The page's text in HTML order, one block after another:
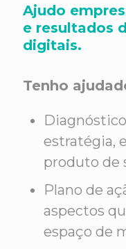
Ajudo
e resultados
digitais.
Tenho
estratégia,
produto de
Plano de
aspectos
espaço de